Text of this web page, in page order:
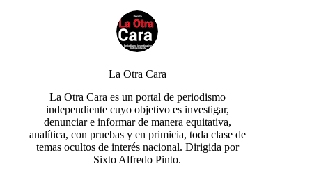
La Otra Cara
La Otra Cara es un portal de periodismo
independiente cuyo objetivo es investigar,
denunciar e informar de manera equitativa,
analítica, con pruebas y en primicia, toda clase de
temas ocultos de interés nacional. Dirigida por
Sixto Alfredo Pinto.